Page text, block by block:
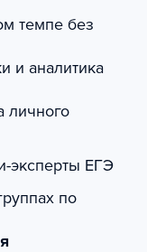
темпе без
и аналитика
личного
эксперты ЕГЭ
по